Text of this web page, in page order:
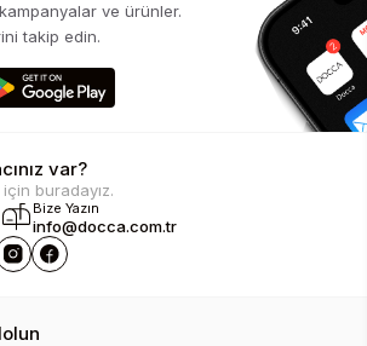
ve ürünler.
takip edin.
var?
için buradayız.
Bize Yazın
info@docca.com.tr